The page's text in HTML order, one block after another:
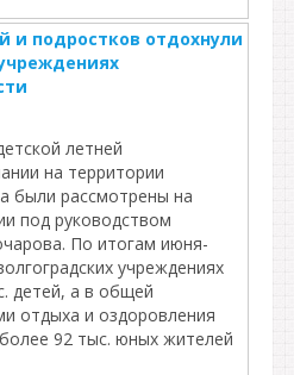
и подростков отдохнули
летней
на территории
были рассмотрены на
под руководством
По итогам июня-
учреждениях
детей, а в общей
отдыха и оздоровления
92 тыс. юных жителей